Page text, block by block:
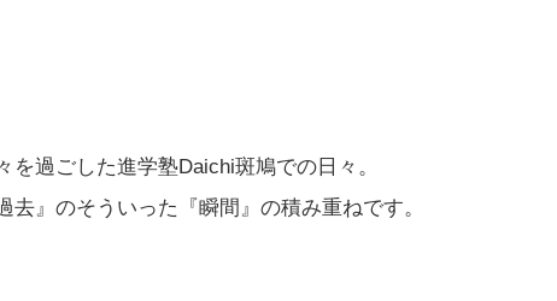
過ごした進学塾Daichi斑鳩での日々。
去』のそういった『瞬間』の積み重ねです。